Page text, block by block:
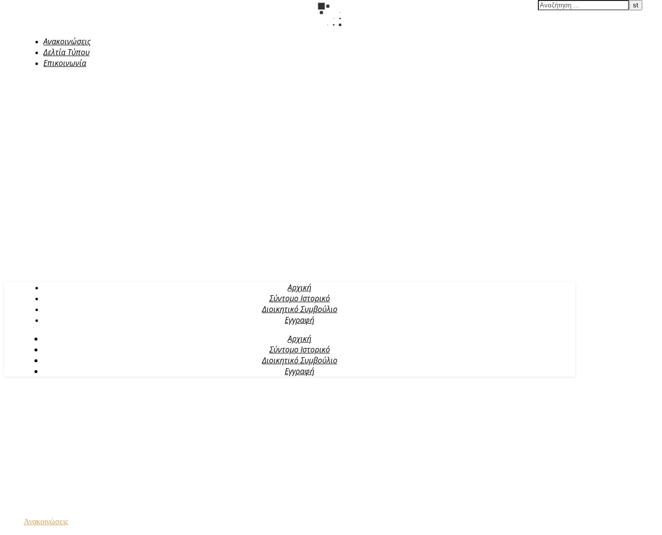
Ανακοινώσεις
Δελτία Τύπου
Επικοινωνία
Αρχική
Σύντομο Ιστορικό
Διοικητικό Συμβούλιο
Εγγραφή
Αρχική
Σύντομο Ιστορικό
Διοικητικό Συμβούλιο
Εγγραφή
Ανακοινώσεις